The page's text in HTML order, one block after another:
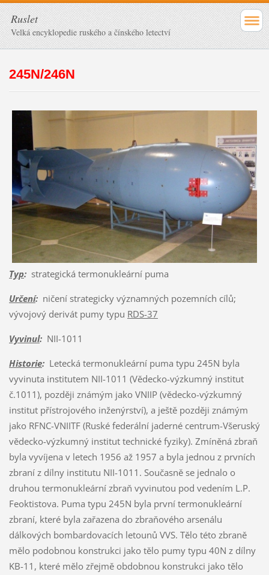
Ruslet
Velká encyklopedie ruského a čínského letectví
245N/246N
Typ:strategická termonukleární puma
Určení:ničení strategicky významných pozemních cílů;
vývojový derivát pumy typu RDS-37
Vyvinul:NII-1011
Historie:Letecká termonukleární puma typu 245N byla
vyvinuta institutem NII-1011 (Vědecko-výzkumný institut
č.1011), později známým jako VNIIP (vědecko-výzkumný
institut přístrojového inženýrství), a ještě později známým
jako RFNC-VNIITF (Ruské federální jaderné centrum-Všeruský
vědecko-výzkumný institut technické fyziky). Zmíněná zbraň
byla vyvíjena v letech 1956 až 1957 a byla jednou z prvních
zbraní z dílny institutu NII-1011. Současně se jednalo o
druhou termonukleární zbraň vyvinutou pod vedením L.P.
Feoktistova. Puma typu 245N byla první termonukleární
zbraní, které byla zařazena do zbraňového arsenálu
dálkových bombardovacích letounů VVS. Tělo této zbraně
mělo podobnou konstrukci jako tělo pumy typu 40N z dílny
KB-11, které mělo zřejmě obdobnou konstrukci jako tělo